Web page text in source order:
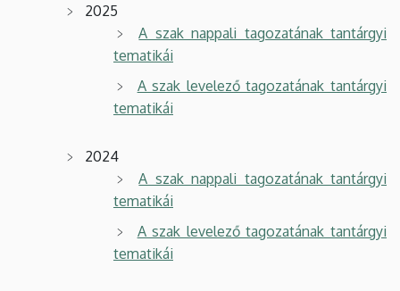
2025
A szak nappali tagozatának tantárgyi
tematikái
A szak levelező tagozatának tantárgyi
tematikái
2024
A szak nappali tagozatának tantárgyi
tematikái
A szak levelező tagozatának tantárgyi
tematikái